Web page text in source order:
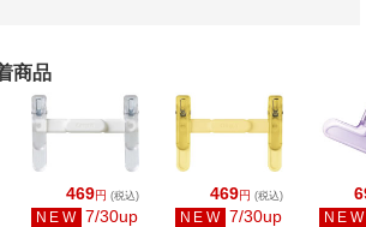
商品
469円 (税込)
NEW 7/30up
469円 (税込)
NEW 7/30up
NEW